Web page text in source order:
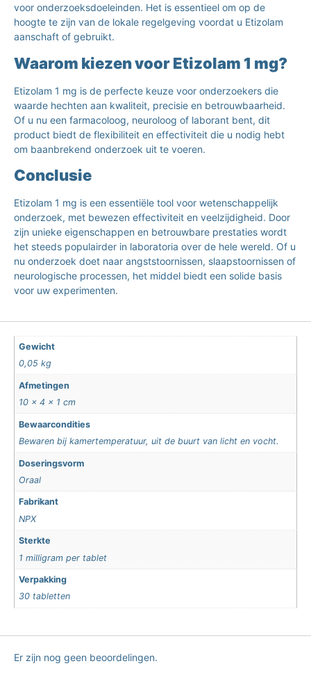
voor onderzoeksdoeleinden. Het is essentieel om op de
hoogte te zijn van de lokale regelgeving voordat u Etizolam
aanschaft of gebruikt.
Waarom kiezen voor Etizolam 1 mg?
Etizolam 1 mg is de perfecte keuze voor onderzoekers die
waarde hechten aan kwaliteit, precisie en betrouwbaarheid.
Of u nu een farmacoloog, neuroloog of laborant bent, dit
product biedt de flexibiliteit en effectiviteit die u nodig hebt
om baanbrekend onderzoek uit te voeren.
Conclusie
Etizolam 1 mg is een essentiële tool voor wetenschappelijk
onderzoek, met bewezen effectiviteit en veelzijdigheid. Door
zijn unieke eigenschappen en betrouwbare prestaties wordt
het steeds populairder in laboratoria over de hele wereld. Of u
nu onderzoek doet naar angststoornissen, slaapstoornissen of
neurologische processen, het middel biedt een solide basis
voor uw experimenten.
Gewicht
0,05 kg
Afmetingen
10 × 4 × 1 cm
Bewaarcondities
Bewaren bij kamertemperatuur, uit de buurt van licht en vocht.
Doseringsvorm
Oraal
Fabrikant
NPX
Sterkte
1 milligram per tablet
Verpakking
30 tabletten
Er zijn nog geen beoordelingen.